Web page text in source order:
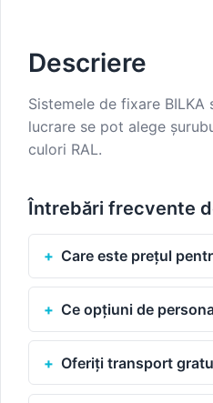
Descriere
Sistemele de fixare
lucrare se pot alege
culori RAL.
Întrebări frecvente
Care este prețul
Ce opțiuni de
Oferiți transport